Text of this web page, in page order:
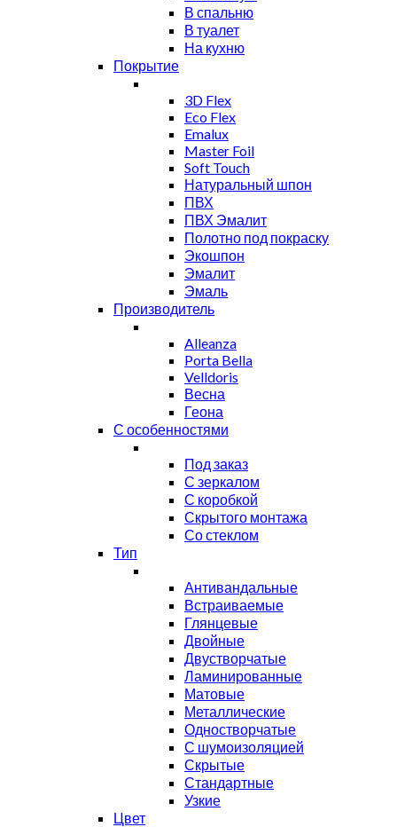
В спальню
В туалет
На кухню
Покрытие
3D Flex
Eco Flex
Emalux
Master Foil
Soft Touch
Натуральный шпон
ПВХ
ПВХ Эмалит
Полотно под покраску
Экошпон
Эмалит
Эмаль
Производитель
Alleanza
Porta Bella
Velldoris
Весна
Геона
С особенностями
Под заказ
С зеркалом
С коробкой
Скрытого монтажа
Со стеклом
Тип
Антивандальные
Встраиваемые
Глянцевые
Двойные
Двустворчатые
Ламинированные
Матовые
Металлические
Одностворчатые
С шумоизоляцией
Скрытые
Стандартные
Узкие
Цвет